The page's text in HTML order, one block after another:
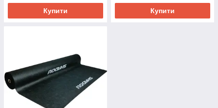
Купити Купити